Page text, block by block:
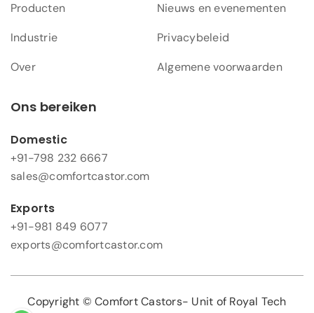
Producten
Industrie
Over
Nieuws en evenementen
Privacybeleid
Algemene voorwaarden
Ons bereiken
Domestic
+91-798 232 6667
sales@comfortcastor.com
Exports
+91-981 849 6077
exports@comfortcastor.com
Copyright © Comfort Castors- Unit of Royal Tech